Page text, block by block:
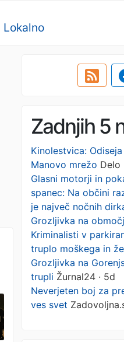
Lokalno
Zadnjih 5
Kinolestvica:
Manovo mrežo Delo
Glasni motorji in
spanec: Na občini
je največ nočnih
Grozljivka na
Kriminalisti v
truplo moškega in
Grozljivka na
trupli Žurnal24 · 5d
Neverjeten boj za
ves svet